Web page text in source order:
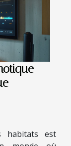
habitats est